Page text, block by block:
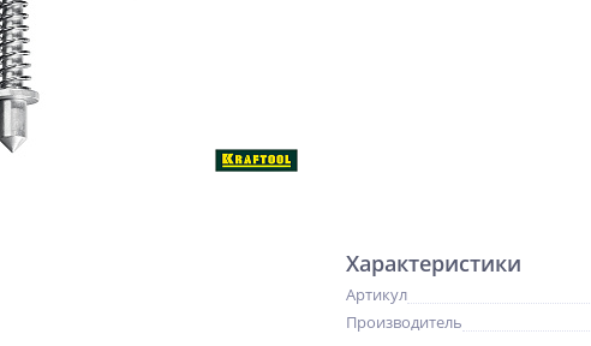
Характеристики
Артикул
Производитель